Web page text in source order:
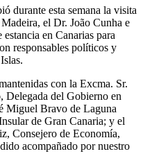
durante esta semana la visita
el Dr. João Cunha e
en Canarias para
responsables políticos y
con la Excma. Sr.
Delegada del Gobierno en
Miguel Bravo de Laguna
de Gran Canaria; y el
Consejero de Economía,
acompañado por nuestro